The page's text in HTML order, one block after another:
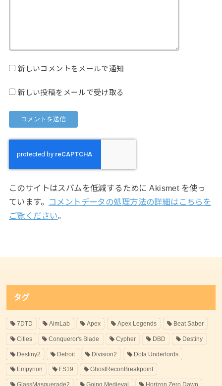
新しいコメントをメールで通知
新しい投稿をメールで受け取る
このサイトはスパムを低減するために Akismet を使っ
ています。
コメントデータの処理方法の詳細はこちらを
ご覧ください。
タグ
7DTD AimLab Apex Apex Legends Beat Saber
Cities Conqueror's Blade Cypher DBD Destiny
Destiny2 Detroit Division2 Dota Underlords
Empyrion FS19 GhostReconBreakpoint